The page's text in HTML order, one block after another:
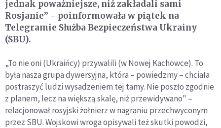
jednak poważniejsze, niż zakładali sami
Rosjanie” - poinformowała w piątek na
Telegramie Służba Bezpieczeństwa Ukrainy
(SBU).
„To nie oni (Ukraińcy) przywalili (w Nowej Kachowce). To
była nasza grupa dywersyjna, która – powiedzmy – chciała
postraszyć ludzi wysadzeniem tej tamy. Nie poszło zgodnie
z planem, lecz na większą skalę, niż przewidywano" –
relacjonował rosyjski żołnierz w nagraniu przechwyconym
przez SBU. Wojskowi wroga opisywali też skutki powodzi,